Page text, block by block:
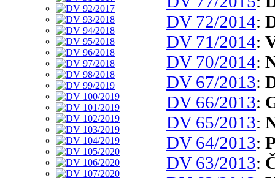
DV 72/2014:
DV 71/2014:
DV 70/2014:
DV 67/2013:
DV 66/2013:
DV 65/2013:
DV 64/2013:
DV 63/2013: